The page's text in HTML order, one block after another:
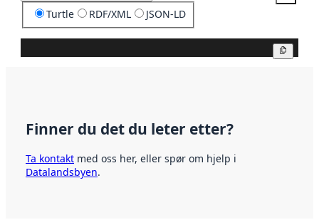
Turtle RDF/XML JSON-LD
Finner du det du leter etter?
Ta kontakt med oss her, eller spør om hjelp i
Datalandsbyen.